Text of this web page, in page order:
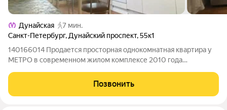
Дунайская
7 мин.
Санкт-Петербург, Дунайский проспект,55к1
140166014 Продается просторная однокомнатная квартира у
МЕТРО в современном жилом комплексе 2010 года
пешком. Квартира с удобной планировкой и имеет отличные
параметры: -Общая площадь
Позвонить